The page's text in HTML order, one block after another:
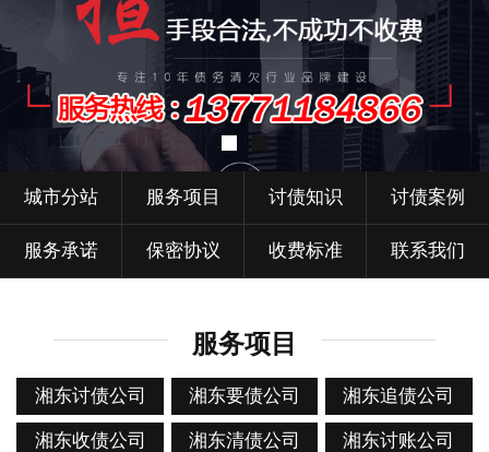
城市分站 服务项目 讨债知识 讨债案例
服务承诺 保密协议 收费标准 联系我们
服务项目
湘东讨债公司 湘东要债公司 湘东追债公司
湘东收债公司 湘东清债公司 湘东讨账公司